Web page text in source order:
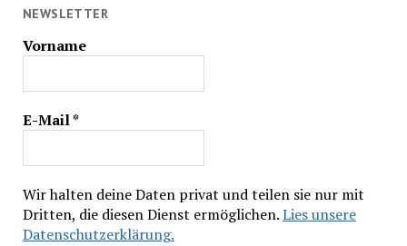
NEWSLETTER
Vorname
E-Mail*
Wir halten deine Daten privat und teilen sie nur mit
Dritten, die diesen Dienst ermöglichen.Lies unsere
Datenschutzerklärung.